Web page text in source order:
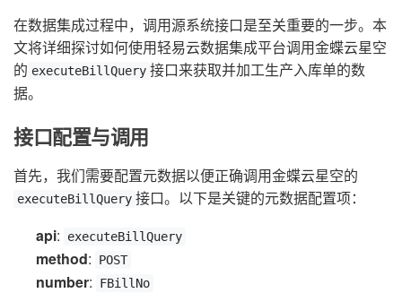
在数据集成过程中，调用源系统接口是至关重要的一步。本
文将详细探讨如何使用轻易云数据集成平台调用金蝶云星空
的 executeBillQuery 接口来获取并加工生产入库单的数
据。
接口配置与调用
首先，我们需要配置元数据以便正确调用金蝶云星空的
executeBillQuery 接口。以下是关键的元数据配置项：
api: executeBillQuery
method: POST
number: FBillNo